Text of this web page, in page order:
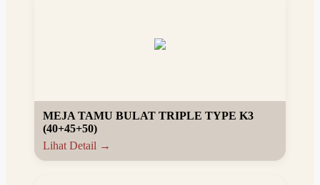
MEJA TAMU BULAT TRIPLE TYPE K3
(40+45+50)
Lihat Detail →